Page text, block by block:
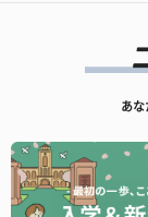
あな